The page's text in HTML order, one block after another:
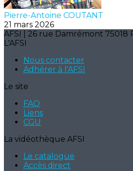
Pierre-Antoine COUTANT
21 mars 2026
AFSI | 26 rue Damrémont 75018
L'AFSI
Nous contacter
Adhérer à l'AFSI
Le site
FAQ
Liens
CGU
La vidéothèque AFSI
Le catalogue
Accès direct